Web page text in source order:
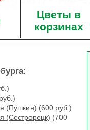
Цветы в
корзинах
(Пушкин) (600 руб.)
(Сестрорецк) (700